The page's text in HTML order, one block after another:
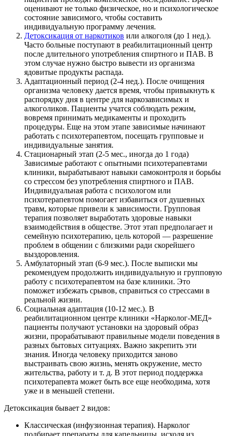
оценивают не только физическое, но и психологическое
состояние зависимого, чтобы составить
индивидуальную программу лечения.
Детоксикация от наркотиков или алкоголя (до 1 нед.).
Часто больные поступают в реабилитационный центр
после длительного употребления спиртного и ПАВ. В
этом случае нужно быстро вывести из организма
ядовитые продукты распада.
Адаптационный период (2-4 нед.). После очищения
организма человеку дается время, чтобы привыкнуть к
распорядку дня в центре для наркозависимых и
алкоголиков. Пациенты учатся соблюдать режим,
вовремя принимать медикаменты и проходить
процедуры. Еще на этом этапе зависимые начинают
работать с психотерапевтом, посещать групповые и
индивидуальные занятия.
Стационарный этап (2-5 мес., иногда до 1 года)
Зависимые работают с опытными психотерапевтами
клиники, вырабатывают навыки самоконтроля и борьбы
со стрессом без употребления спиртного и ПАВ.
Индивидуальная работа с психологом или
психотерапевтом помогает избавиться от душевных
травм, которые привели к зависимости. Групповая
терапия позволяет выработать здоровые навыки
взаимодействия в обществе. Этот этап предполагает и
семейную психотерапию, цель которой — разрешение
проблем в общении с близкими ради скорейшего
выздоровления.
Амбулаторный этап (6-9 мес.). После выписки мы
рекомендуем продолжить индивидуальную и групповую
работу с психотерапевтом на базе клиники. Это
поможет избежать срывов, справиться со стрессами в
реальной жизни.
Социальная адаптация (10-12 мес.). В
реабилитационном центре клиники «Нарколог-МЕД»
пациенты получают установки на здоровый образ
жизни, прорабатывают правильные модели поведения в
разных бытовых ситуациях. Важно закрепить эти
знания. Иногда человеку приходится заново
выстраивать свою жизнь, менять окружение, место
жительства, работу и т. д. В этот период поддержка
психотерапевта может быть все еще необходима, хотя
уже и в меньшей степени.
Детоксикация бывает 2 видов:
Классическая (инфузионная терапия). Нарколог